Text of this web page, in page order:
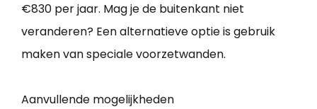
€830 per jaar. Mag je de buitenkant niet
veranderen? Een alternatieve optie is gebruik
maken van speciale voorzetwanden.
Aanvullende mogelijkheden